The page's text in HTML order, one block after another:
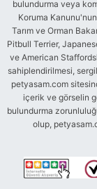
bulundurma veya
Koruma
Tarım ve Orman
Pitbull Terrier,
ve American
sahiplendirilmesi,
petyasam.com
içerik ve görselin
bulundurma
olup,